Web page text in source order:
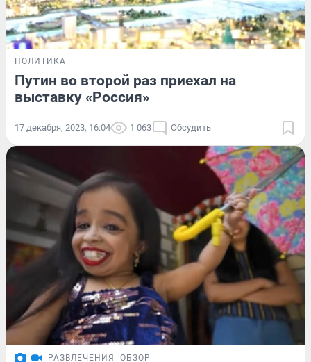
ПОЛИТИКА
Путин во второй раз приехал на
выставку «Россия»
17 декабря, 2023, 16:04 1 063 Обсудить
РАЗВЛЕЧЕНИЯ ОБЗОР